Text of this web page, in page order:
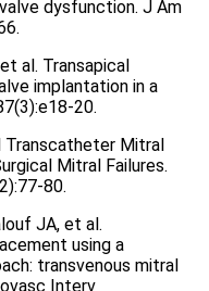
dysfunction. J Am
al. Transapical
implantation in a
20.
Transcatheter Mitral
Mitral Failures.
80.
JA, et al.
using a
transvenous mitral
Interv